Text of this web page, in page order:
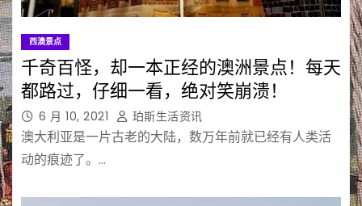
西澳景点
千奇百怪，却一本正经的澳洲景点！每天
都路过，仔细一看，绝对笑崩溃！
6 月 10, 2021 珀斯生活资讯
澳大利亚是一片古老的大陆，数万年前就已经有人类活
动的痕迹了。…